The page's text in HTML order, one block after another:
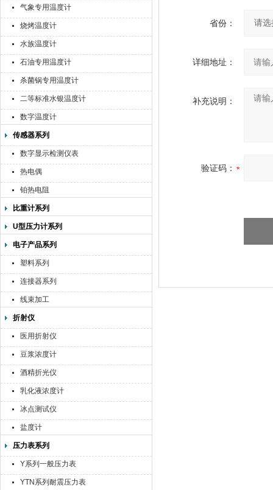
气象专用温度计
烧烤温度计
水族温度计
石油专用温度计
杀菌锅专用温度计
二等标准水银温度计
数字温度计
传感器系列
数字显示检测仪表
热电偶
铂热电阻
比重计系列
U型压力计系列
电子产品系列
塑料系列
连接器系列
线束加工
折射仪
医用折射仪
豆浆浓度计
酒精折光仪
乳化液浓度计
冰点测试仪
盐度计
压力表系列
Y系列一般压力表
YTN系列耐震压力表
省份：
详细地址：
补充说明：
验证码：